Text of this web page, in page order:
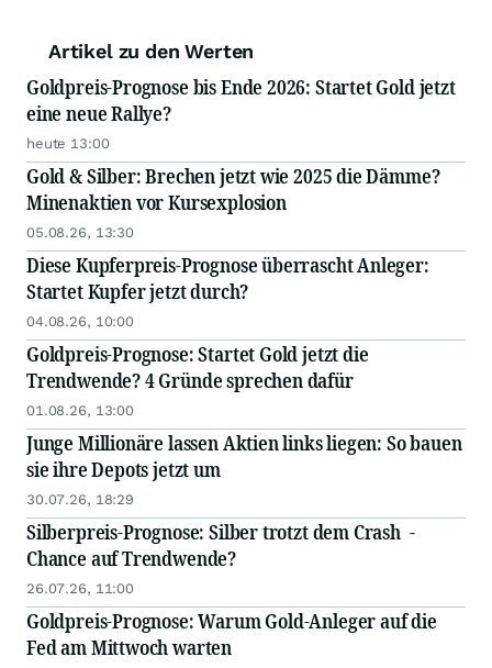
Artikel zu den Werten
Goldpreis-Prognose bis Ende 2026: Startet Gold jetzt
eine neue Rallye?
heute 13:00
Gold & Silber: Brechen jetzt wie 2025 die Dämme?
Minenaktien vor Kursexplosion
05.08.26, 13:30
Diese Kupferpreis-Prognose überrascht Anleger:
Startet Kupfer jetzt durch?
04.08.26, 10:00
Goldpreis-Prognose: Startet Gold jetzt die
Trendwende? 4 Gründe sprechen dafür
01.08.26, 13:00
Junge Millionäre lassen Aktien links liegen: So bauen
sie ihre Depots jetzt um
30.07.26, 18:29
Silberpreis-Prognose: Silber trotzt dem Crash -
Chance auf Trendwende?
26.07.26, 11:00
Goldpreis-Prognose: Warum Gold-Anleger auf die
Fed am Mittwoch warten